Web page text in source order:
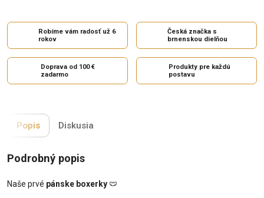
Robíme vám radosť už 6
rokov
Česká značka s
brnenskou dielňou
Doprava od 100 €
zadarmo
Produkty pre každú
postavu
Popis Diskusia
Podrobný popis
Naše prvé pánske boxerky 🩲